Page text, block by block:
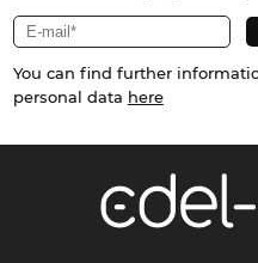
You can find further
personal data here